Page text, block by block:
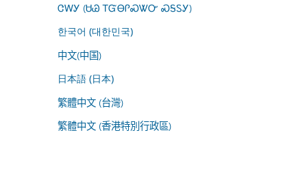
ᏣᎳᎩ (ᏌᏊ ᎢᏳᎾᎵᏍᏔᏅ ᏍᎦᏚᎩ)
한국어 (대한민국)
中文(中国)
日本語 (日本)
繁體中文 (台灣)
繁體中文 (香港特別行政區)